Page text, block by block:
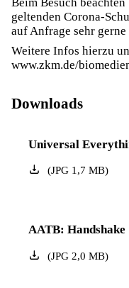
geltenden Corona-
auf Anfrage sehr
Weitere Infos hierzu
www.zkm.de/
Downloads
Universal
(JPG1,7 MB)
AATB: Handshake
(JPG2,0 MB)